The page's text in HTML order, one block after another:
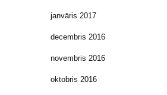
janvāris 2017
decembris 2016
novembris 2016
oktobris 2016